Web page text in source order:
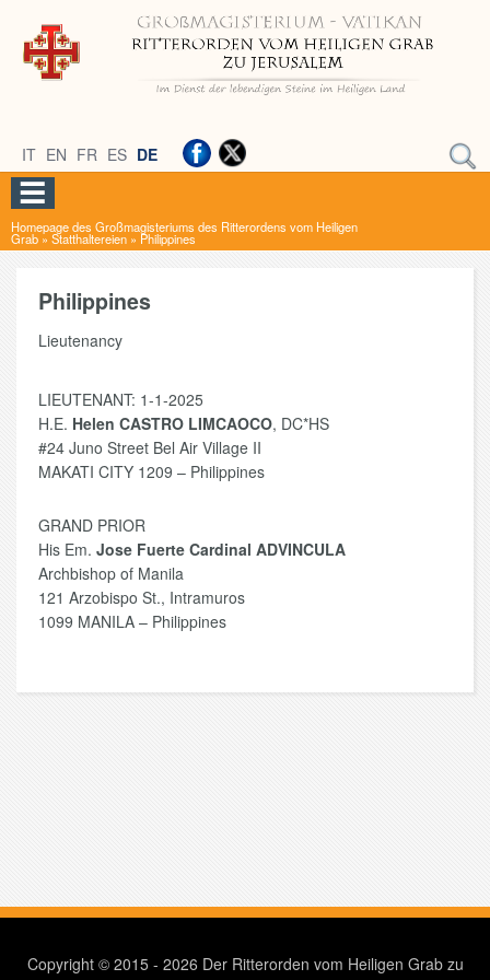
IT EN FR ES DE
Homepage des Großmagisteriums des Ritterordens vom Heiligen
Grab » Statthaltereien » Philippines
Philippines
Lieutenancy
LIEUTENANT: 1-1-2025
H.E. Helen CASTRO LIMCAOCO, DC*HS
#24 Juno Street Bel Air Village II
MAKATI CITY 1209 – Philippines
GRAND PRIOR
His Em. Jose Fuerte Cardinal ADVINCULA
Archbishop of Manila
121 Arzobispo St., Intramuros
1099 MANILA – Philippines
Copyright © 2015 - 2026 Der Ritterorden vom Heiligen Grab zu